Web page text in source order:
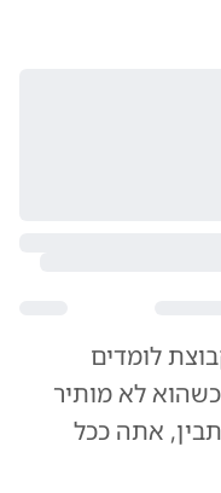
לומדים
לא מותיר
אתה ככל